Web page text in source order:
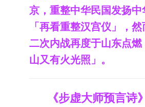
京，重整中华民国发扬中
「再看重整汉宫仪」，
二次内战再度于山东点燃
山又有火光照」。
《步虚大师预言诗